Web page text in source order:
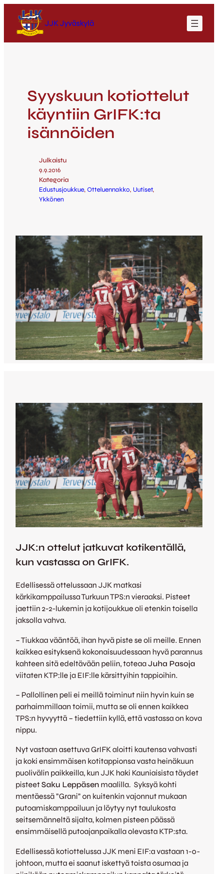
JJK Jyväskylä
Syyskuun kotiottelut
käyntiin GrIFK:ta
isännöiden
Julkaistu
9.9.2016
Kategoria
Edustusjoukkue, Otteluennakko, Uutiset
Ykkönen
JJK:n ottelut jatkuvat kotikentällä,
kun vastassa on GrIFK.
Edellisessä ottelussaan JJK matkasi
kärkikamppailussa Turkuun TPS:n vieraaksi. Pisteet
jaettiin 2-2-lukemin ja kotijoukkue oli etenkin toisella
jaksolla vahva.
– Tiukkaa vääntöä, ihan hyvä piste se oli meille. Ennen
kaikkea esityksenä kokonaisuudessaan hyvä parannus
kahteen sitä edeltävään peliin, toteaaJuha Pasoja
viitaten KTP:lle ja EIF:lle kärsittyihin tappioihin.
– Pallollinen peli ei meillä toiminut niin hyvin kuin se
parhaimmillaan toimii, mutta se oli ennen kaikkea
TPS:n hyvyyttä – tiedettiin kyllä, että vastassa on kova
nippu.
Nyt vastaan asettuva GrIFK aloitti kautensa vahvasti
ja koki ensimmäisen kotitappionsa vasta heinäkuun
puolivälin paikkeilla, kun JJK haki Kauniaisista täydet
pisteetSaku Leppäsen maalilla. Syksyä kohti
mentäessä ”Grani” on kuitenkin vajonnut mukaan
putoamiskamppailuun ja löytyy nyt taulukosta
seitsemänneltä sijalta, kolmen pisteen päässä
ensimmäisellä putoajanpaikalla olevasta KTP:sta.
Edellisessä kotiottelussa JJK meni EIF:a vastaan 1-0-
johtoon, mutta ei saanut iskettyä toista osumaa ja